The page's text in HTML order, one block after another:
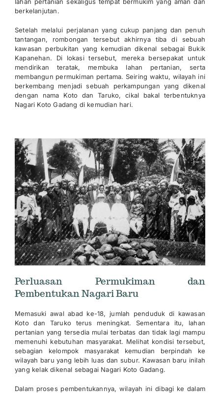
berkelanjutan.
Setelah melalui perjalanan yang cukup panjang dan penuh
tantangan, rombongan tersebut akhirnya tiba di sebuah
kawasan perbukitan yang kemudian dikenal sebagai Bukik
Kapanehan. Di lokasi tersebut, mereka bersepakat untuk
mendirikan teratak, membuka lahan pertanian, serta
membangun permukiman pertama. Seiring waktu, wilayah ini
berkembang menjadi sebuah perkampungan yang dikenal
dengan nama Koto dan Taruko, cikal bakal terbentuknya
Nagari Koto Gadang di kemudian hari.
Perluasan Permukiman dan
Pembentukan Nagari Baru
Memasuki awal abad ke-18, jumlah penduduk di kawasan
Koto dan Taruko terus meningkat. Sementara itu, lahan
pertanian yang tersedia mulai terbatas dan tidak lagi mampu
memenuhi kebutuhan masyarakat. Melihat kondisi tersebut,
sebagian kelompok masyarakat kemudian berpindah ke
wilayah baru yang lebih luas dan subur. Kawasan baru inilah
yang kelak dikenal sebagai Nagari Koto Gadang.
Dalam proses pembentukannya, wilayah ini dibagi ke dalam